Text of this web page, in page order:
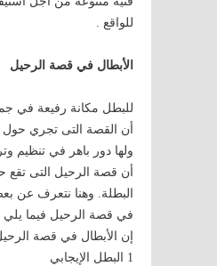
للواقع .
الأبطال في قصة الرحيل
للبطل مكانة رفيعة في
أن القصة التى تجري حول
ولها دور باهر في تنظيم
أن قصة الرحيل التى تقع
البطلة. وهنا نتعرف عن
في قصة الرحيل فيما يلي
إن الأبطال في قصة
1 البطل الإيجابي